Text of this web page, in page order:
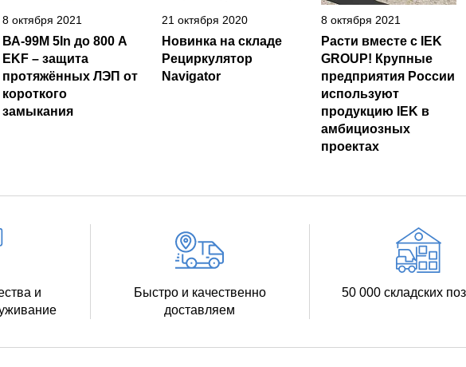
8 октября 2021
ВА-99М 5In до 800 А
EKF – защита
протяжённых ЛЭП от
короткого
замыкания
21 октября 2020
Новинка на складе
Рециркулятор
Navigator
8 октября 2021
Расти вместе с IEK
GROUP! Крупные
предприятия России
используют
продукцию IEK в
амбициозных
проектах
и
Быстро и качественно
доставляем
50 000 складских